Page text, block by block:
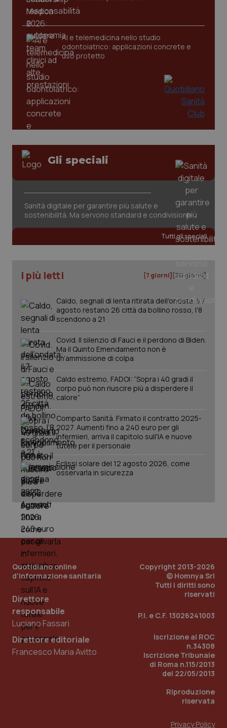
AI e telemedicina nello studio
odontoiatrico: applicazioni concrete e
uso protetto
Gli speciali
Sanità digitale per garantire più salute e
sostenibilità. Ma servono standard e condivisione
Tutti gli speciali
I più letti [7 giorni] [30 giorni]
Caldo, segnali di lenta ritirata dell'ondata: il 7
agosto restano 26 città da bollino rosso, l'8
scendono a 21
Covid. Il silenzio di Fauci e il perdono di Biden.
Ma il Quinto Emendamento non è
un’ammissione di colpa
Caldo estremo, FADOI: “Sopra i 40 gradi il
corpo può non riuscire più a disperdere il
calore”
Comparto Sanità. Firmato il contratto 2025-
2027. Aumenti fino a 240 euro per gli
infermieri, arriva il capitolo sull'IA e nuove
tutele per il personale
Eclissi solare del 12 agosto 2026, come
osservarla in sicurezza
Quotidiano online
d'informazione sanitaria
Direttore
responsabile
Luciano Fassari
Direttore editoriale
Francesco Maria Avitto
Copyright 2013-2026
© Homnya Srl
Tutti i diritti sono
riservati
P.I. e C.F. 13026241003
Iscrizione al ROC
n.34308
Iscrizione Tribunale
di Roma n.115/2013
del 22/05/2013
Riproduzione
riservata
Privacy Policy
CookieScriptConsent
CookieScript
www.quotidianosanita.it
www.quotidianosanita.it
tracking-sites-ironfish-
www.quotidianosanita.it
2
PHPSESSID